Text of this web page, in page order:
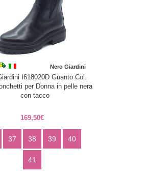
Nero Giardini
I618020D Guanto Col.
per Donna in pelle nera
con tacco
169,50€
37 38 39 40
41